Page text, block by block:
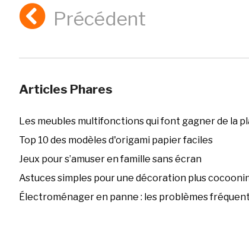
Précédent
Articles Phares
Les meubles multifonctions qui font gagner de la
Top 10 des modèles d'origami papier faciles
Jeux pour s’amuser en famille sans écran
Astuces simples pour une décoration plus
Électroménager en panne : les problèmes